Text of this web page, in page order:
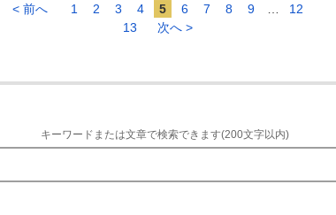
< 前へ 1 2 3 4 5 6 7 8 9
12
13
次へ >
キーワードまたは文章で検索できます(200文字以内)